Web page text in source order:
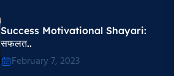
Success Motivational Shayari​:
सफलत..
February 7, 2023